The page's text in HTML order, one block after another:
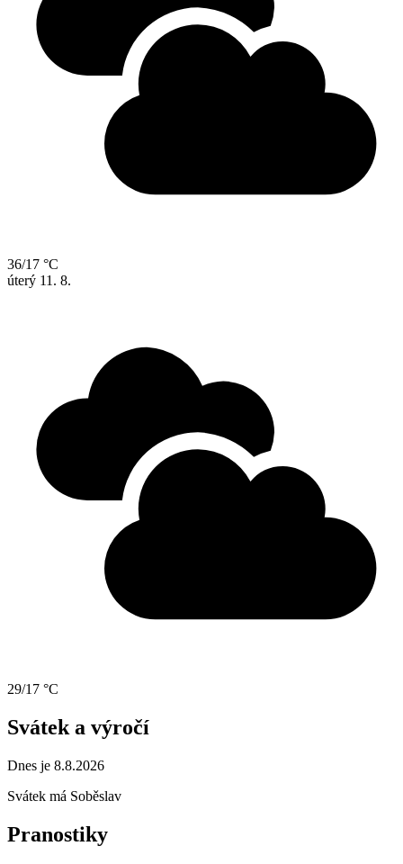
36/17 °C
úterý 11. 8.
29/17 °C
Svátek a výročí
Dnes je 8.8.2026
Svátek má Soběslav
Pranostiky